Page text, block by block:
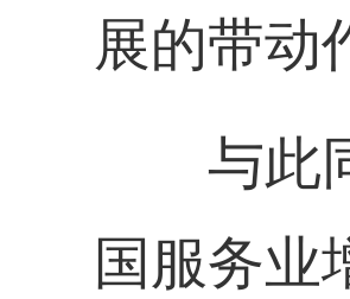
展的带动
与此
国服务业